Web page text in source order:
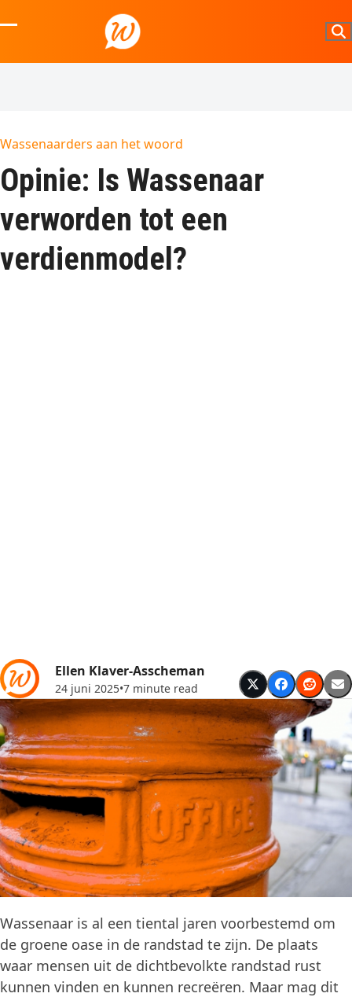
to
mobile
mobile
Wassenaarders aan het woord
Opinie: Is Wassenaar
verworden tot een
verdienmodel?
Ellen Klaver-Asscheman
24 juni 2025•7 minute read
Wassenaar is al een tiental jaren voorbestemd om
de groene oase in de randstad te zijn. De plaats
waar mensen uit de dichtbevolkte randstad rust
kunnen vinden en kunnen recreëren. Maar mag dit